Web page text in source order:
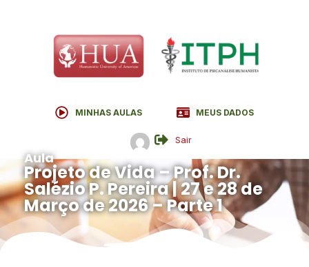
MINHAS AULAS MEUS DADOS
Sair
Aula
Projeto de Vida – Prof. Dr.
Salézio P. Pereira | 27 e 28 de
Março de 2026 – Parte 1